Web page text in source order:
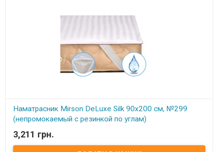
Наматрасник Mirson DeLuxe Silk 90x200 см, №299
(непромокаемый с резинкой по углам)
В наявності
3,211 грн.